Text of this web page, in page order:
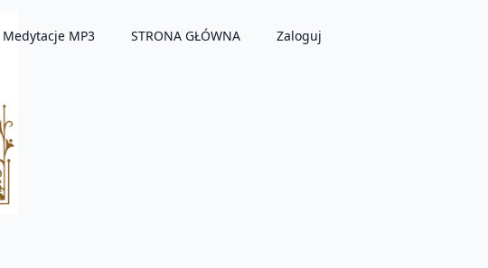
Medytacje MP3 STRONA GŁÓWNA Zaloguj